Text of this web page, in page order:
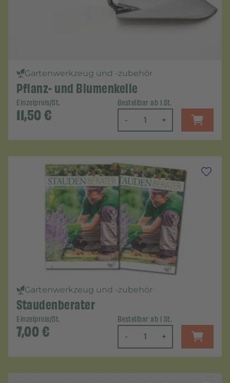
Gartenwerkzeug und -zubehör
Pflanz- und Blumenkelle
Einzelpreis/St.
11,50€
Bestellbar ab 1 St.
- +
Gartenwerkzeug und -zubehör
Staudenberater
Einzelpreis/St.
7,00€
Bestellbar ab 1 St.
- +